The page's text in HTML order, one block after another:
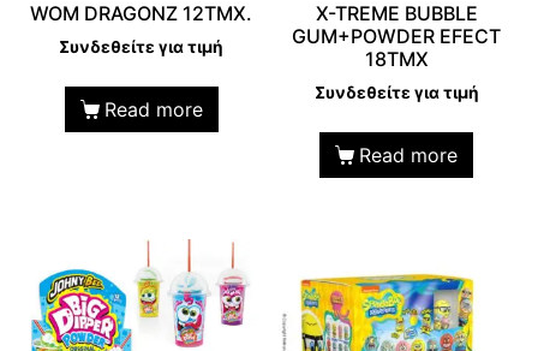
WOM DRAGONZ 12TMX.
Συνδεθείτε για τιμή
Read more
X-TREME BUBBLE
GUM+POWDER EFECT
18TMX
Συνδεθείτε για τιμή
Read more